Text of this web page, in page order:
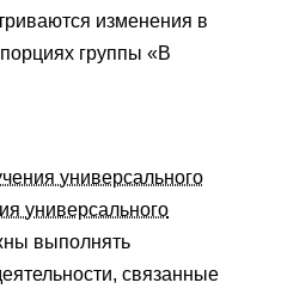
изменения в
группы «В
универсального
универсального
выполнять
связанные